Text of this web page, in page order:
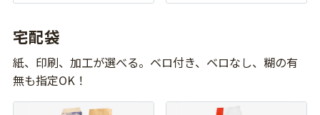
宅配袋
紙、印刷、加工が選べる。ベロ付き、ベロなし、糊の有
無も指定OK！